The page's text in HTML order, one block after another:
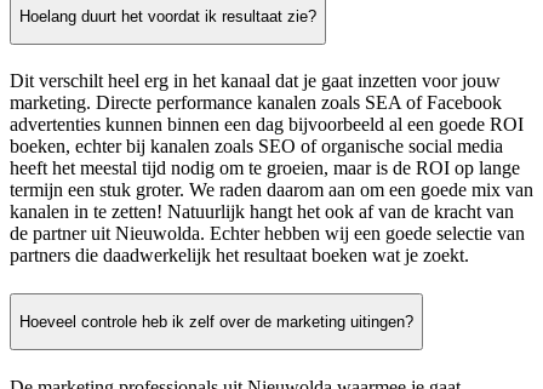
Hoelang duurt het voordat ik resultaat zie?
Dit verschilt heel erg in het kanaal dat je gaat inzetten voor jouw
marketing. Directe performance kanalen zoals SEA of Facebook
advertenties kunnen binnen een dag bijvoorbeeld al een goede ROI
boeken, echter bij kanalen zoals SEO of organische social media
heeft het meestal tijd nodig om te groeien, maar is de ROI op lange
termijn een stuk groter. We raden daarom aan om een goede mix van
kanalen in te zetten! Natuurlijk hangt het ook af van de kracht van
de partner uit Nieuwolda. Echter hebben wij een goede selectie van
partners die daadwerkelijk het resultaat boeken wat je zoekt.
Hoeveel controle heb ik zelf over de marketing uitingen?